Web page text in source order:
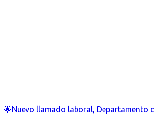
🌟Nuevo llamado laboral, Departamento